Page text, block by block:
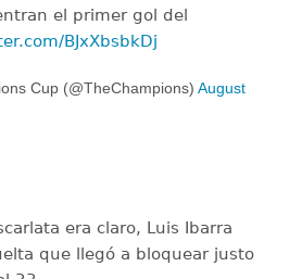
el primer gol del
BJxXbsbkDj
Cup (@TheChampions) August
era claro, Luis Ibarra
que llegó a bloquear justo